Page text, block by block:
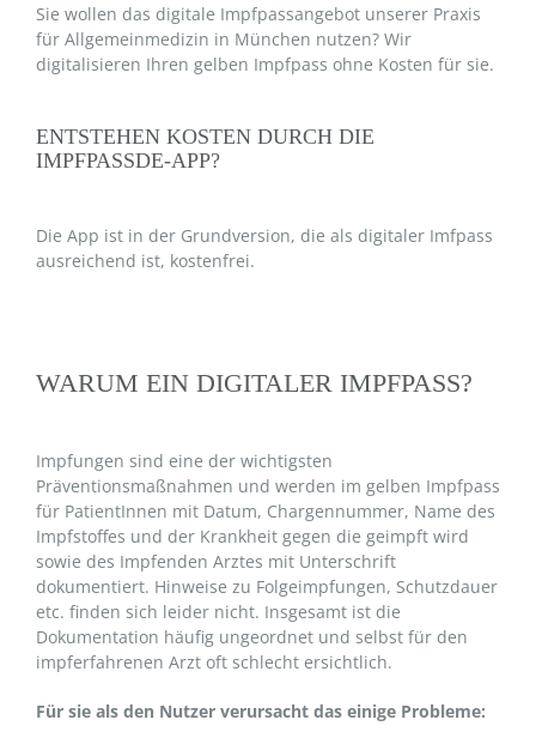
Sie wollen das digitale Impfpassangebot unserer Praxis
für Allgemeinmedizin in München nutzen? Wir
digitalisieren Ihren gelben Impfpass ohne Kosten für sie.
ENTSTEHEN KOSTEN DURCH DIE
IMPFPASSDE-APP?
Die App ist in der Grundversion, die als digitaler Imfpass
ausreichend ist, kostenfrei.
WARUM EIN DIGITALER IMPFPASS?
Impfungen sind eine der wichtigsten
Präventionsmaßnahmen und werden im gelben Impfpass
für PatientInnen mit Datum, Chargennummer, Name des
Impfstoffes und der Krankheit gegen die geimpft wird
sowie des Impfenden Arztes mit Unterschrift
dokumentiert. Hinweise zu Folgeimpfungen, Schutzdauer
etc. finden sich leider nicht. Insgesamt ist die
Dokumentation häufig ungeordnet und selbst für den
impferfahrenen Arzt oft schlecht ersichtlich.
Für sie als den Nutzer verursacht das einige Probleme: